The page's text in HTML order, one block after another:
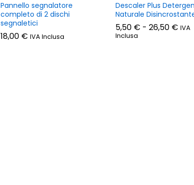
Pannello segnalatore
completo di 2 dischi
segnaletici
18,00 € IVA Inclusa
Descaler Plus
Naturale
5,50 € - 26,50 € IVA
Inclusa